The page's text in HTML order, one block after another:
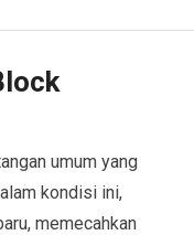
umum yang
kondisi ini,
memecahkan